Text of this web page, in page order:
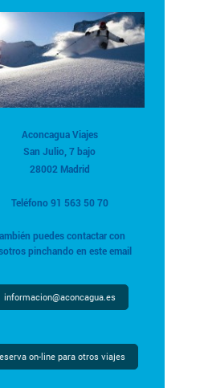
Aconcagua Viajes
San Julio, 7 bajo
28002 Madrid
Teléfono 91 563 50 70
puedes contactar con
pinchando en este email
informacion@aconcagua.es
on-line para otros viajes